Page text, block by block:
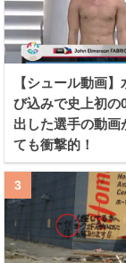
【シュール動画
び込みで史上初の
出した選手の動画
ても衝撃的！